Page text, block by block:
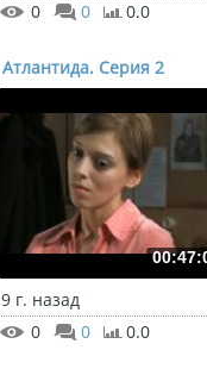
0
0 0.0
Атлантида. Серия 2
9 г. назад
0
0 0.0